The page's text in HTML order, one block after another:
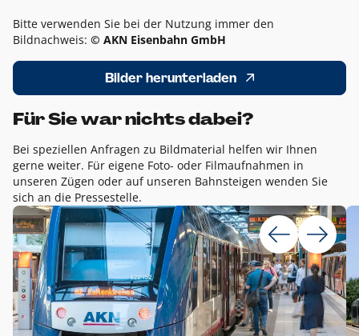
Bitte verwenden Sie bei der Nutzung immer den
Bildnachweis: © AKN Eisenbahn GmbH
Bilder herunterladen
Für Sie war nichts dabei?
Bei speziellen Anfragen zu Bildmaterial helfen wir Ihnen
gerne weiter. Für eigene Foto- oder Filmaufnahmen in
unseren Zügen oder auf unseren Bahnsteigen wenden Sie
sich an die Pressestelle.